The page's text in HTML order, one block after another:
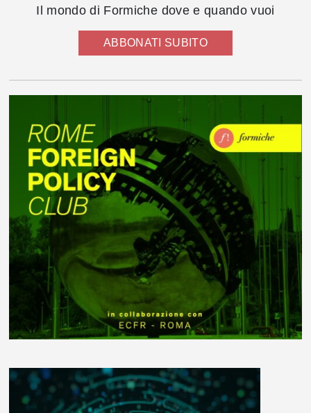
Il mondo di Formiche dove e quando vuoi
ABBONATI SUBITO